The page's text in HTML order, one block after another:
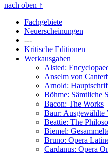
nach oben ↑
Fachgebiete
Neuerscheinungen
---
Kritische Editionen
Werkausgaben
Alsted:
Anselm von
Arnold:
Böhme: Sämtliche
Bacon: The Works
Baur: Ausgewählte
Beattie: The
Biemel:
Bruno: Opera
Cardanus: Opera